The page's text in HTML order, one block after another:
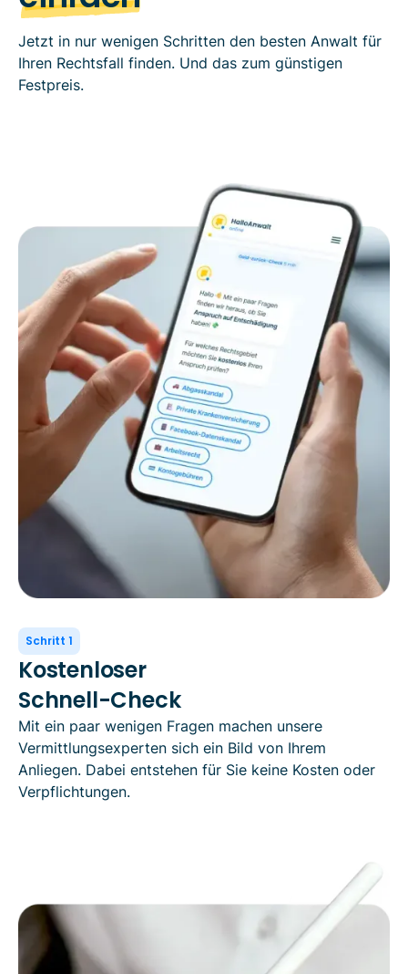
Jetzt in nur wenigen Schritten den besten Anwalt für
Ihren Rechtsfall finden. Und das zum günstigen
Festpreis.
Schritt 1
Kostenloser
Schnell-Check
Mit ein paar wenigen Fragen machen unsere
Vermittlungsexperten sich ein Bild von Ihrem
Anliegen. Dabei entstehen für Sie keine Kosten oder
Verpflichtungen.